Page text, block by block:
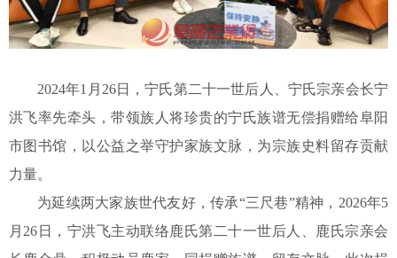
2024年1月26日，宁氏第二十一世后人、宁氏宗亲会长宁
洪飞率先牵头，带领族人将珍贵的宁氏族谱无偿捐赠给阜阳
市图书馆，以公益之举守护家族文脉，为宗族史料留存贡献
力量。
为延续两大家族世代友好，传承“三尺巷”精神，2026年5
月26日，宁洪飞主动联络鹿氏第二十一世后人、鹿氏宗亲会